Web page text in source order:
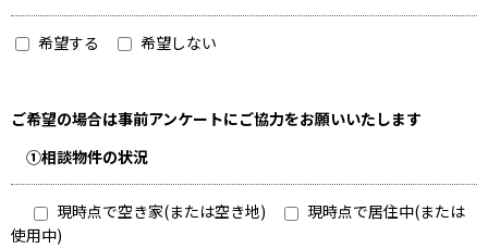
希望する 希望しない
ご希望の場合は事前アンケートにご協力をお願いいたします
①相談物件の状況
現時点で空き家(または空き地)
現時点で居住中(または
使用中)